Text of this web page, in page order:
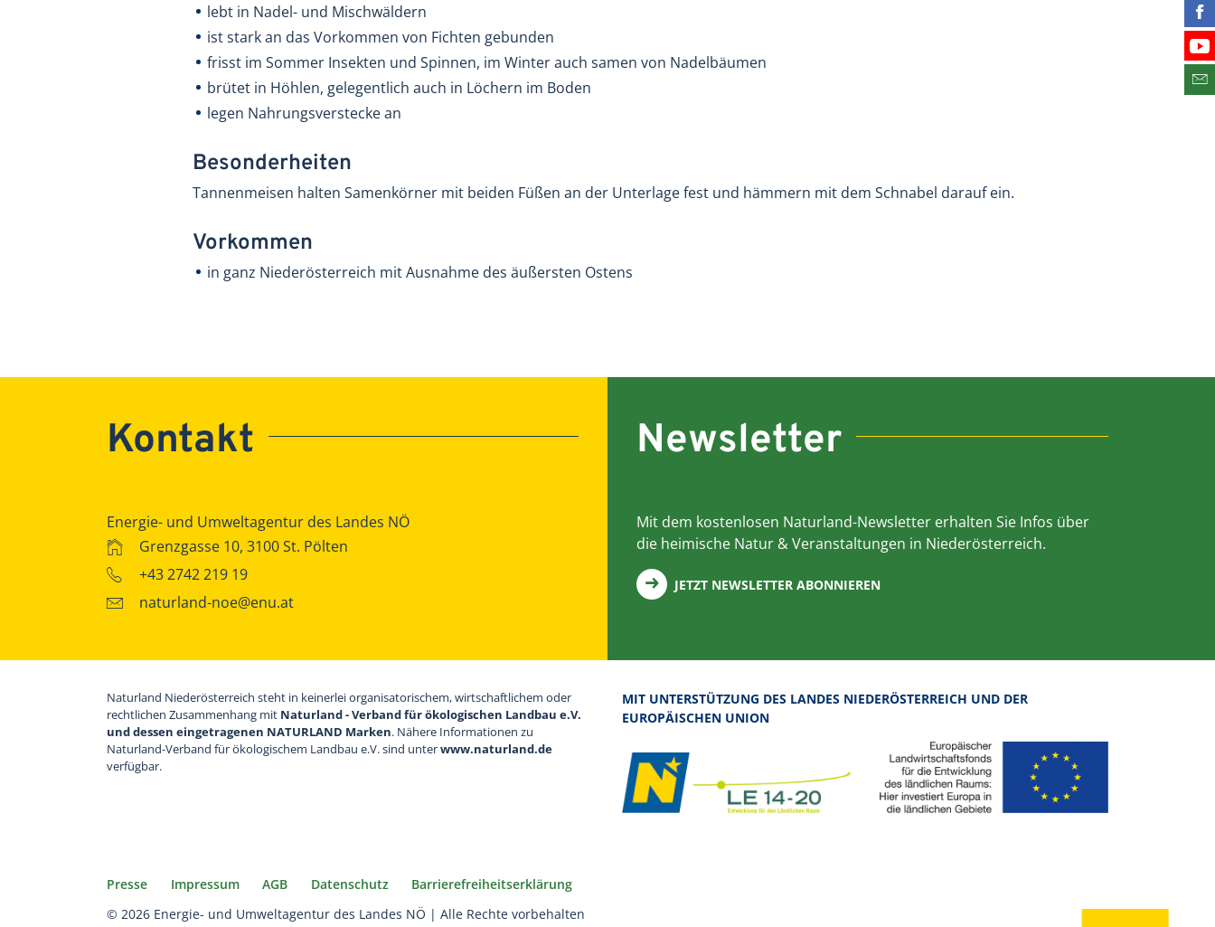
lebt in Nadel- und Mischwäldern
ist stark an das Vorkommen von Fichten gebunden
frisst im Sommer Insekten und Spinnen, im Winter auch samen von Nadelbäumen
brütet in Höhlen, gelegentlich auch in Löchern im Boden
legen Nahrungsverstecke an
Besonderheiten
Tannenmeisen halten Samenkörner mit beiden Füßen an der Unterlage fest und hämmern mit dem Schnabel darauf ein.
Vorkommen
in ganz Niederösterreich mit Ausnahme des äußersten Ostens
Newsletter
Mit dem kostenlosen Naturland-Newsletter erhalten Sie Infos über
die heimische Natur & Veranstaltungen in Niederösterreich.
JETZT NEWSLETTER ABONNIEREN
Kontakt
Energie- und Umweltagentur des Landes NÖ
Grenzgasse 10, 3100 St. Pölten
+43 2742 219 19
naturland-noe@enu.at
Naturland Niederösterreich steht in keinerlei organisatorischem, wirtschaftlichem oder
rechtlichen Zusammenhang mit Naturland - Verband für ökologischen Landbau e.V.
und dessen eingetragenen NATURLAND Marken. Nähere Informationen zu
Naturland-Verband für ökologischem Landbau e.V. sind unterwww.naturland.de
verfügbar.
MIT UNTERSTÜTZUNG DES LANDES NIEDERÖSTERREICH UND DER
EUROPÄISCHEN UNION
Presse Impressum AGB Datenschutz
Barrierefreiheitserklärung
© 2026 Energie- und Umweltagentur des Landes NÖ | Alle Rechte vorbehalten